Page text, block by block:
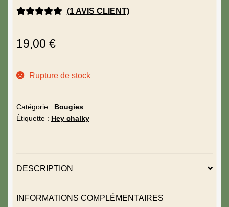
BASÉ SUR
CLIENT
(1AVIS CLIENT)
19,00 €
Rupture de stock
Catégorie : Bougies
Étiquette : Hey chalky
DESCRIPTION
INFORMATIONS COMPLÉMENTAIRES